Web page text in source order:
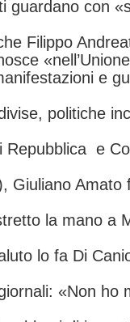
guardano con
Filippo
e
politiche
Repubblica e
Giuliano
la mano a
lo fa Di
«Non ho